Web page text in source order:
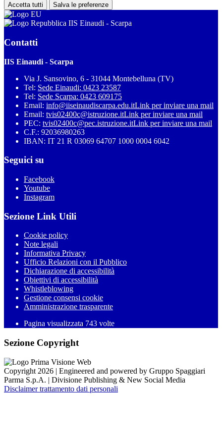
Accetta tutti Salva le preferenze
IIS Einaudi - Scarpa
Contatti
IIS Einaudi - Scarpa
Via J. Sansovino, 6 - 31044 Montebelluna (TV)
Tel: Sede Einaudi: 0423 23587
Tel: Sede Scarpa: 0423 609175
Email: info@iiseinaudiscarpa.edu.itLink per inviare una mail
Email: tvis02400c@istruzione.itLink per inviare una mail
PEC: tvis02400c@pec.istruzione.itLink per inviare una mail
C.F.: 92036980263
IBAN: IT 21 R 03069 64707 1000 0004 6042
Seguici su
Facebook
Youtube
Instagram
Sezione Link Utili
Cookie policy
Note legali
Informativa Privacy
Ufficio Relazioni con il Pubblico
Dichiarazione di accessibilità
Obiettivi di accessibilità
Whistleblowing
Gestione consensi cookie
Amministrazione trasparente
Pagina visualizzata 743 volte
Sezione Copyright
Copyright 2026 | Engineered and powered by Gruppo Spaggiari
Parma S.p.A. | Divisione Publishing & New Social Media
Disclaimer trattamento dati personali